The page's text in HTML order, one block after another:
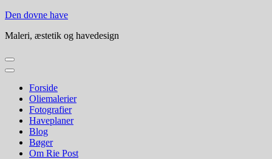
Skip
content
Enter)
Den dovne have
Maleri, æstetik og havedesign
Forside
Oliemalerier
Fotografier
Haveplaner
Blog
Bøger
Om Rie Post